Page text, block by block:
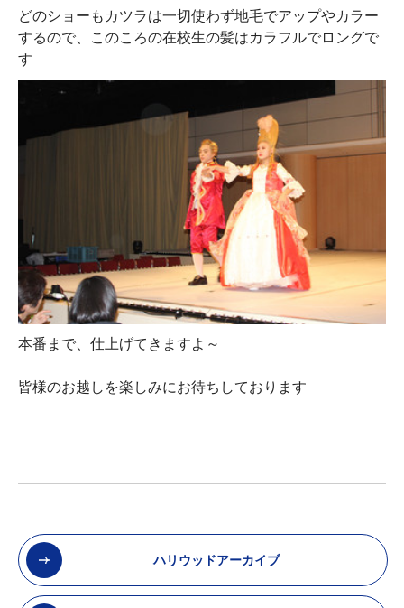
どのショーもカツラは一切使わず地毛でアップやカラー
するので、このころの在校生の髪はカラフルでロングで
す
本番まで、仕上げてきますよ～
皆様のお越しを楽しみにお待ちしております
ハリウッドアーカイブ